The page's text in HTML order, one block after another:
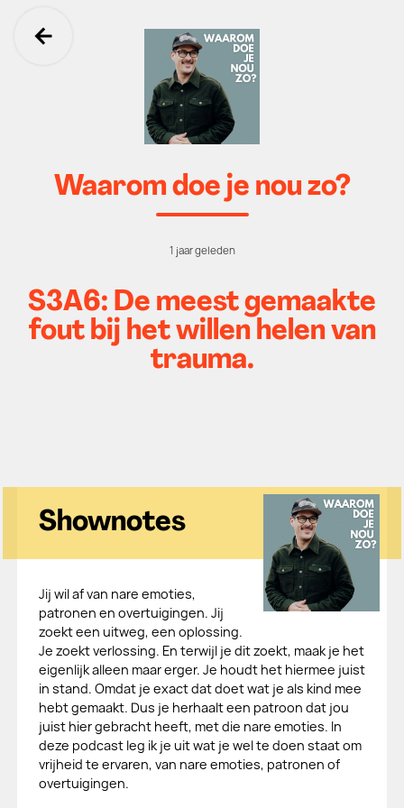
Ga terug
Waarom doe je nou zo?
1 jaar geleden
S3A6: De meest gemaakte
fout bij het willen helen van
trauma.
Shownotes
Jij wil af van nare emoties,
patronen en overtuigingen. Jij
zoekt een uitweg, een oplossing.
Je zoekt verlossing. En terwijl je dit zoekt, maak je het
eigenlijk alleen maar erger. Je houdt het hiermee juist
in stand. Omdat je exact dat doet wat je als kind mee
hebt gemaakt. Dus je herhaalt een patroon dat jou
juist hier gebracht heeft, met die nare emoties. In
deze podcast leg ik je uit wat je wel te doen staat om
vrijheid te ervaren, van nare emoties, patronen of
overtuigingen.